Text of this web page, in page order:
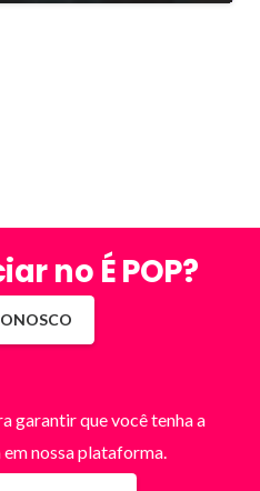
no É POP?
garantir que você tenha a
nossa plataforma.